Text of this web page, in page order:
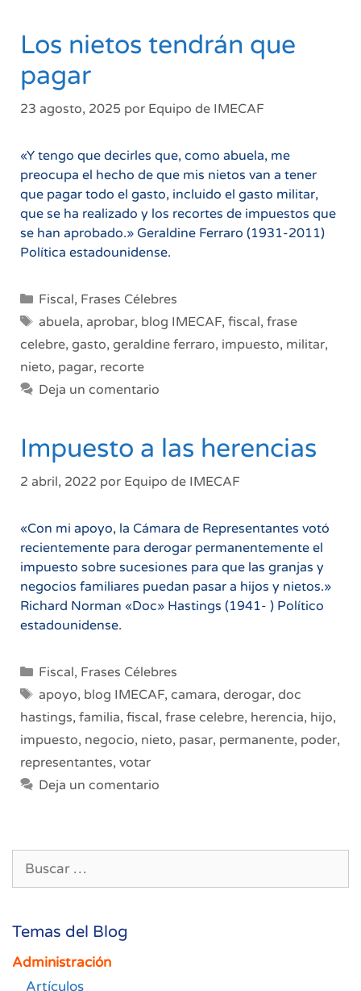
Los nietos tendrán que
pagar
23 agosto, 2025 por Equipo de IMECAF
«Y tengo que decirles que, como abuela, me
preocupa el hecho de que mis nietos van a tener
que pagar todo el gasto, incluido el gasto militar,
que se ha realizado y los recortes de impuestos que
se han aprobado.» Geraldine Ferraro (1931-2011)
Política estadounidense.
Categorías
Fiscal, Frases Célebres
Etiquetas
abuela, aprobar, blog IMECAF, fiscal, frase
celebre, gasto, geraldine ferraro, impuesto, militar,
nieto, pagar, recorte
Deja un comentario
Impuesto a las herencias
2 abril, 2022 por Equipo de IMECAF
«Con mi apoyo, la Cámara de Representantes votó
recientemente para derogar permanentemente el
impuesto sobre sucesiones para que las granjas y
negocios familiares puedan pasar a hijos y nietos.»
Richard Norman «Doc» Hastings (1941- ) Político
estadounidense.
Categorías
Fiscal, Frases Célebres
Etiquetas
apoyo, blog IMECAF, camara, derogar, doc
hastings, familia, fiscal, frase celebre, herencia, hijo,
impuesto, negocio, nieto, pasar, permanente, poder,
representantes, votar
Deja un comentario
Temas del Blog
Administración
Artículos